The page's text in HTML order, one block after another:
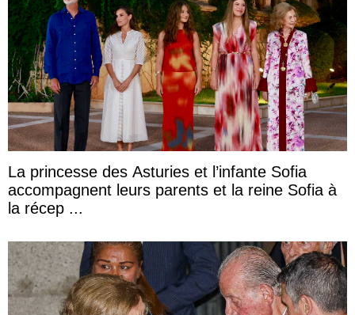
La princesse des Asturies et l’infante Sofia
accompagnent leurs parents et la reine Sofia à
la récep ...